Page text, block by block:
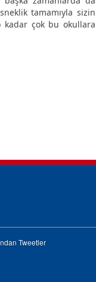
tamamıyla sizin
kadar çok bu okullara
Tweetler